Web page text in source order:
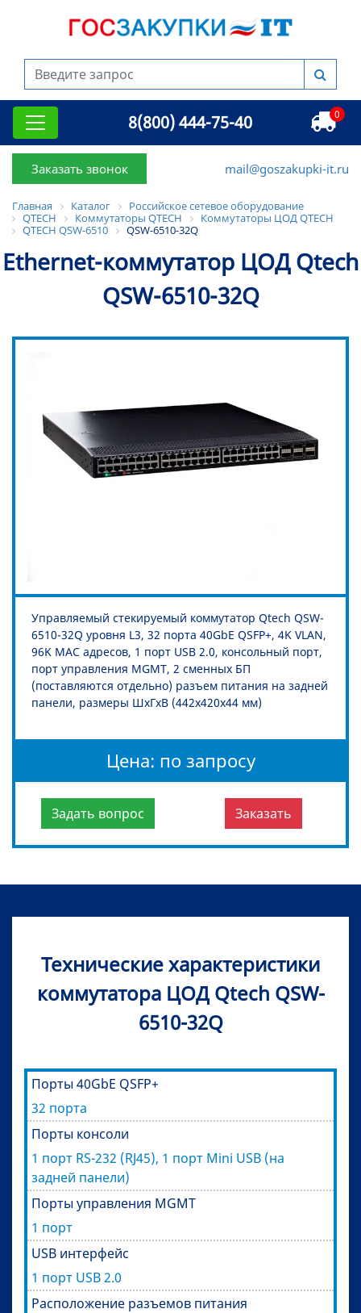
8(800) 444-75-40 0
Заказать звонок mail@goszakupki-it.ru
Главная Каталог
Российское сетевое оборудование
QTECH
Коммутаторы QTECH
Коммутаторы ЦОД QTECH
QTECH QSW-6510
QSW-6510-32Q
Ethernet-коммутатор ЦОД Qtech
QSW-6510-32Q
Управляемый стекируемый коммутатор Qtech QSW-
6510-32Q уровня L3, 32 порта 40GbE QSFP+, 4K VLAN,
96K MAC адресов, 1 порт USB 2.0, консольный порт,
порт управления MGMT, 2 сменных БП
(поставляются отдельно) разъем питания на задней
панели, размеры ШхГхВ (442x420x44 мм)
Цена: по запросу
Задать вопрос Заказать
Технические характеристики
коммутатора ЦОД Qtech QSW-
6510-32Q
Порты 40GbE QSFP+
32 порта
Порты консоли
1 порт RS-232 (RJ45), 1 порт Mini USB (на
задней панели)
Порты управления MGMT
1 порт
USB интерфейс
1 порт USB 2.0
Расположение разъемов питания